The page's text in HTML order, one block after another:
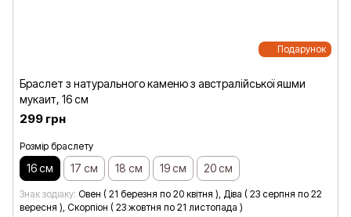
Подарунок
Браслет з натурального каменю з австралійської яшми
мукаит, 16 см
299 грн
Розмір браслету
16 см 17 см 18 см 19 см 20 см
Знак зодіаку Овен ( 21 березня по 20 квітня ), Діва ( 23 серпня по 22
вересня ), Скорпіон ( 23 жовтня по 21 листопада )